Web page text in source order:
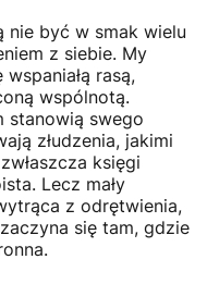
nie być w smak wielu
z siebie. My
rasą,
wspólnotą.
stanowią swego
złudzenia, jakimi
księgi
Lecz mały
z odrętwienia,
się tam, gdzie